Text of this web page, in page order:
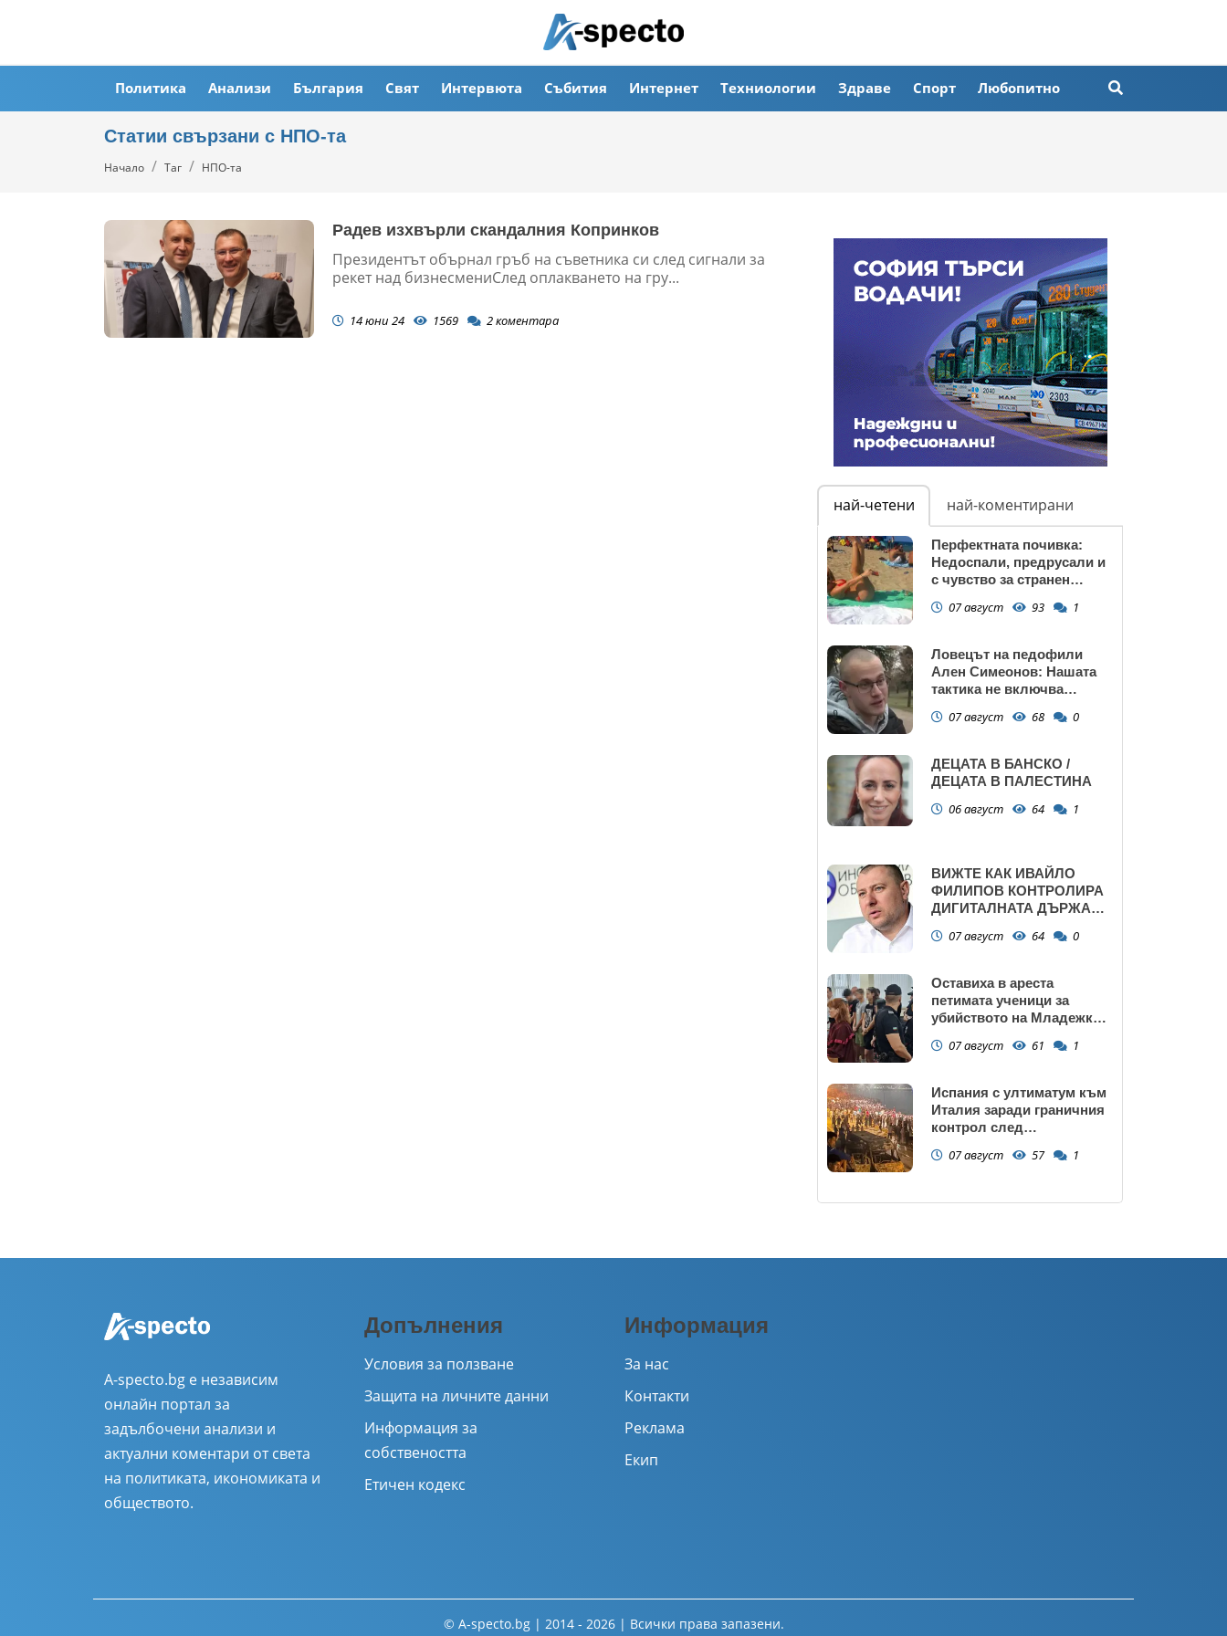
Политика Анализи България Свят Интервюта Събития Интернет Техниологии Здраве Спорт Любопитно
Статии свързани с НПО-та
Начало Таг НПО-та
Радев изхвърли скандалния Копринков
Президентът обърнал гръб на съветника си след сигнали за
рекет над бизнесмениСлед оплакването на гру...
14 юни 24 1569 2коментара
най-четени най-коментирани
Перфектната почивка:
Недоспали, предрусали и
с чувство за странен
07 август 93 1
Ловецът на педофили
Ален Симеонов: Нашата
тактика не включва
07 август 68 0
ДЕЦАТА В БАНСКО /
ДЕЦАТА В ПАЛЕСТИНА
06 август 64 1
ВИЖТЕ КАК ИВАЙЛО
ФИЛИПОВ КОНТРОЛИРА
ДИГИТАЛНАТА ДЪРЖАВА
ПРАВИТЕЛСТВОТО?
07 август 64 0
Оставиха в ареста
петимата ученици за
убийството на Младежкия
час, гаврили се с него и го
07 август 61 1
Испания с ултиматум към
Италия заради граничния
контрол след
07 август 57 1
A-specto.bg е независим
онлайн портал за
задълбочени анализи и
актуални коментари от света
на политиката, икономиката и
обществото.
Допълнения
Условия за ползване
Защита на личните данни
Информация за
собствеността
Етичен кодекс
Информация
За нас
Контакти
Реклама
Екип
© A-specto.bg | 2014 - 2026 | Всички права запазени.